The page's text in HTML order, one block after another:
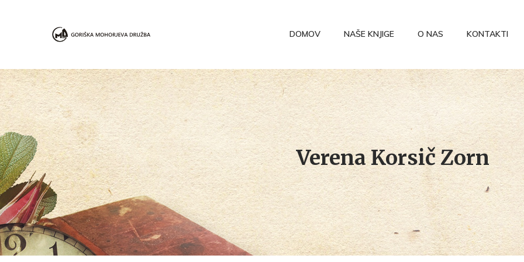
DOMOV NAŠE KNJIGE O NAS KONTAKTI
Verena Korsič Zorn